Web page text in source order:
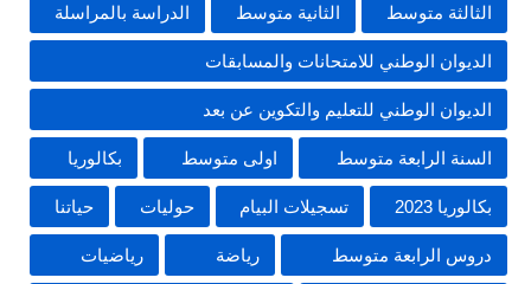
الثالثة متوسط الثانية متوسط الدراسة بالمراسلة
الديوان الوطني للامتحانات والمسابقات
الديوان الوطني للتعليم والتكوين عن بعد
السنة الرابعة متوسط اولى متوسط بكالوريا
بكالوريا 2023 تسجيلات البيام حوليات حياتنا
دروس الرابعة متوسط رياضة رياضيات